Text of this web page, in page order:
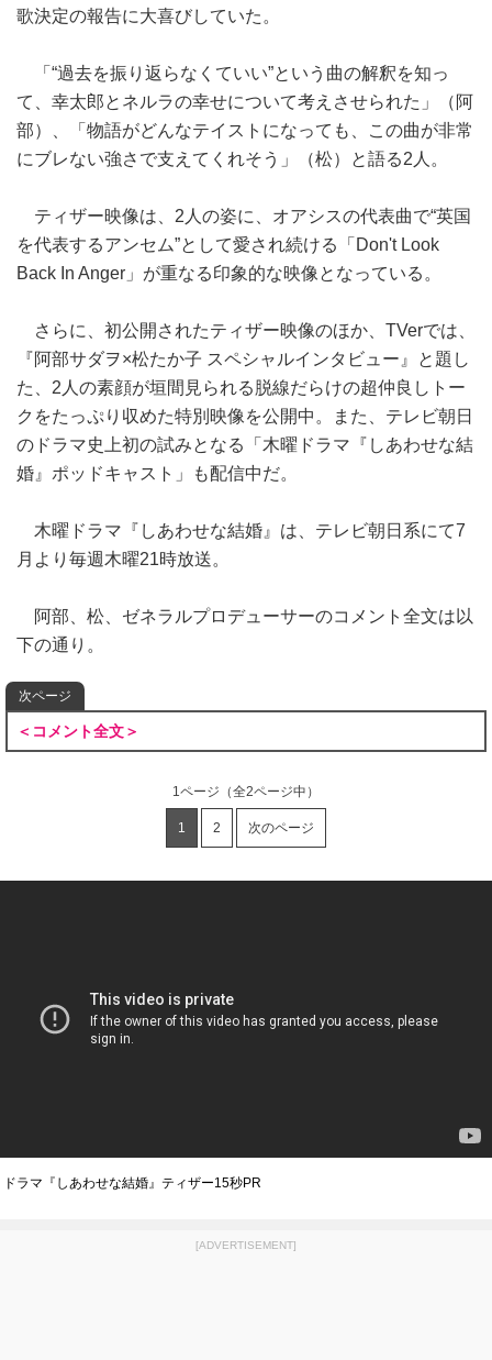
歌決定の報告に大喜びしていた。
「“過去を振り返らなくていい”という曲の解釈を知っ
て、幸太郎とネルラの幸せについて考えさせられた」（阿
部）、「物語がどんなテイストになっても、この曲が非常
にブレない強さで支えてくれそう」（松）と語る2人。
ティザー映像は、2人の姿に、オアシスの代表曲で“英国
を代表するアンセム”として愛され続ける「Don't Look
Back In Anger」が重なる印象的な映像となっている。
さらに、初公開されたティザー映像のほか、TVerでは、
『阿部サダヲ×松たか子 スペシャルインタビュー』と題し
た、2人の素顔が垣間見られる脱線だらけの超仲良しトー
クをたっぷり収めた特別映像を公開中。また、テレビ朝日
のドラマ史上初の試みとなる「木曜ドラマ『しあわせな結
婚』ポッドキャスト」も配信中だ。
木曜ドラマ『しあわせな結婚』は、テレビ朝日系にて7
月より毎週木曜21時放送。
阿部、松、ゼネラルプロデューサーのコメント全文は以
下の通り。
次ページ
＜コメント全文＞
1ページ （全2ページ中）
1 2 次のページ
ドラマ『しあわせな結婚』ティザー15秒PR
[ADVERTISEMENT]